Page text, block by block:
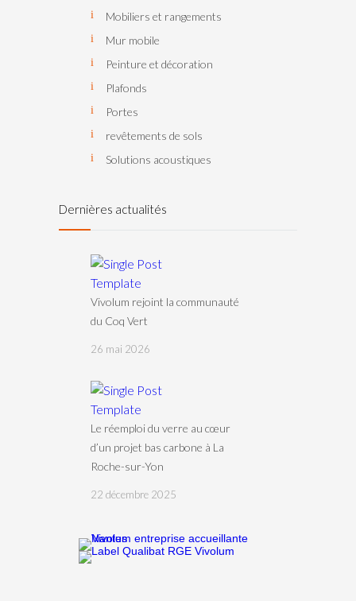
Mobiliers et rangements
Mur mobile
Peinture et décoration
Plafonds
Portes
revêtements de sols
Solutions acoustiques
Dernières actualités
Vivolum rejoint la communauté
du Coq Vert
26 mai 2026
Le réemploi du verre au cœur
d’un projet bas carbone à La
Roche-sur-Yon
22 décembre 2025